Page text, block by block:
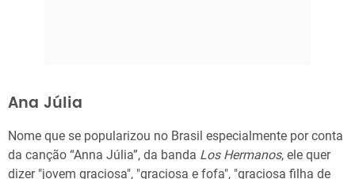
Ana Júlia
Nome que se popularizou no Brasil especialmente por conta
da canção “Anna Júlia”, da banda Los Hermanos, ele quer
dizer "jovem graciosa", "graciosa e fofa", "graciosa filha de